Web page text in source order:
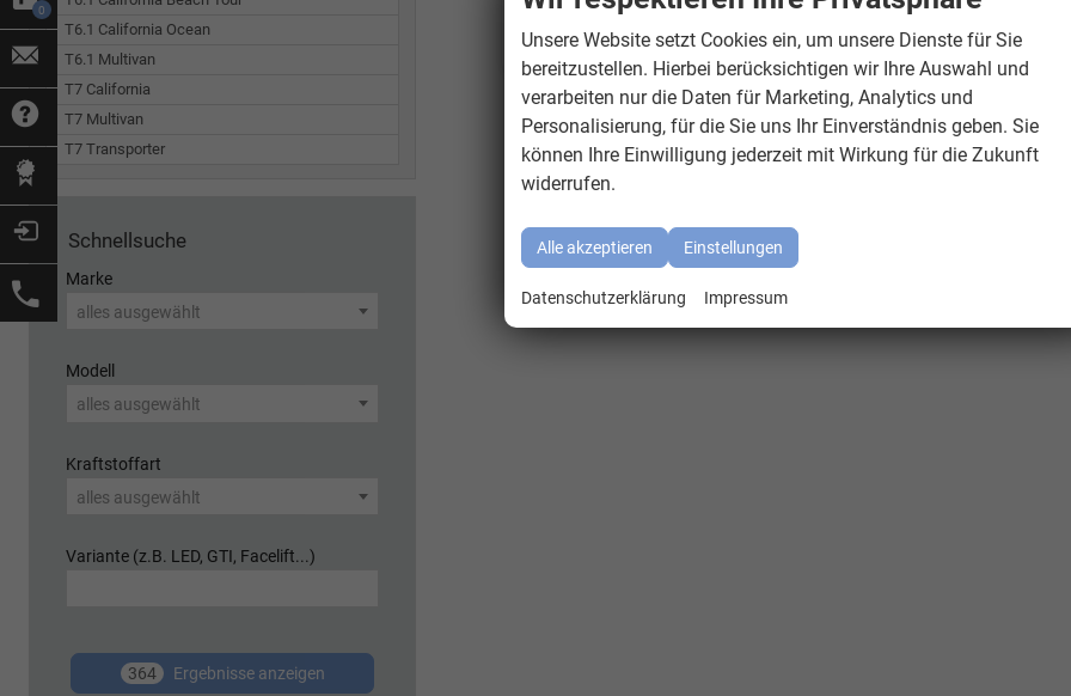
0
Verbrauch
CO 2 -Klasse:
CO
-
T6.1 California Ocean
T6.1 Multivan
T7 California
T7 Multivan
T7 Transporter
Schnellsuche
Marke
alles ausgewählt
Modell
alles ausgewählt
Kraftstoffart
alles ausgewählt
Variante (z.B. LED, GTI, Facelift...)
364 Ergebnisse anzeigen
Unsere Website setzt Cookies ein, um unsere Dienste für Sie
bereitzustellen. Hierbei berücksichtigen wir Ihre Auswahl und
verarbeiten nur die Daten für Marketing, Analytics und
Personalisierung, für die Sie uns Ihr Einverständnis geben. Sie
können Ihre Einwilligung jederzeit mit Wirkung für die Zukunft
widerrufen.
Alle akzeptieren Einstellungen
Datenschutzerklärung Impressum